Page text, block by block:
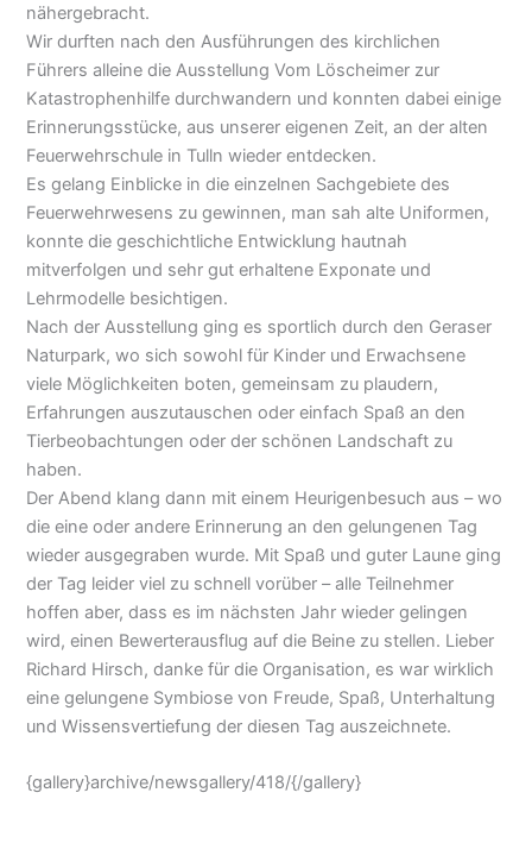
nähergebracht.
Wir durften nach den Ausführungen des kirchlichen
Führers alleine die Ausstellung Vom Löscheimer zur
Katastrophenhilfe durchwandern und konnten dabei einige
Erinnerungsstücke, aus unserer eigenen Zeit, an der alten
Feuerwehrschule in Tulln wieder entdecken.
Es gelang Einblicke in die einzelnen Sachgebiete des
Feuerwehrwesens zu gewinnen, man sah alte Uniformen,
konnte die geschichtliche Entwicklung hautnah
mitverfolgen und sehr gut erhaltene Exponate und
Lehrmodelle besichtigen.
Nach der Ausstellung ging es sportlich durch den Geraser
Naturpark, wo sich sowohl für Kinder und Erwachsene
viele Möglichkeiten boten, gemeinsam zu plaudern,
Erfahrungen auszutauschen oder einfach Spaß an den
Tierbeobachtungen oder der schönen Landschaft zu
haben.
Der Abend klang dann mit einem Heurigenbesuch aus – wo
die eine oder andere Erinnerung an den gelungenen Tag
wieder ausgegraben wurde. Mit Spaß und guter Laune ging
der Tag leider viel zu schnell vorüber – alle Teilnehmer
hoffen aber, dass es im nächsten Jahr wieder gelingen
wird, einen Bewerterausflug auf die Beine zu stellen. Lieber
Richard Hirsch, danke für die Organisation, es war wirklich
eine gelungene Symbiose von Freude, Spaß, Unterhaltung
und Wissensvertiefung der diesen Tag auszeichnete.
{gallery}archive/newsgallery/418/{/gallery}